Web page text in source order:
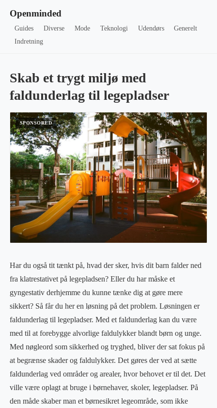
Openminded
Guides Diverse Mode Teknologi Udendørs
Generelt
Indretning
Skab et trygt miljø med
faldunderlag til legepladser
Har du også tit tænkt på, hvad der sker, hvis dit barn falder ned
fra klatrestativet på legepladsen? Eller du har måske et
gyngestativ derhjemme du kunne tænke dig at gøre mere
sikkert? Så får du her en løsning på det problem. Løsningen er
faldunderlag til legepladser. Med et faldunderlag kan du være
med til at forebygge alvorlige faldulykker blandt børn og unge.
Med nøgleord som sikkerhed og tryghed, bliver der sat fokus på
at begrænse skader og faldulykker. Det gøres der ved at sætte
faldunderlag ved områder og arealer, hvor behovet er til det. Det
ville være oplagt at bruge i børnehaver, skoler, legepladser. På
den måde skaber man et børnesikret legeområde, som ikke